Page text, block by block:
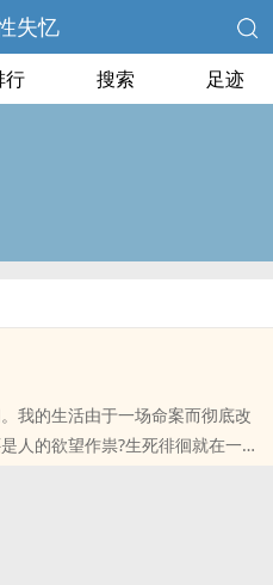
失忆
行 搜索 足迹
我的生活由于一场命案而彻底改
人的欲望作祟?生死徘徊就在一念